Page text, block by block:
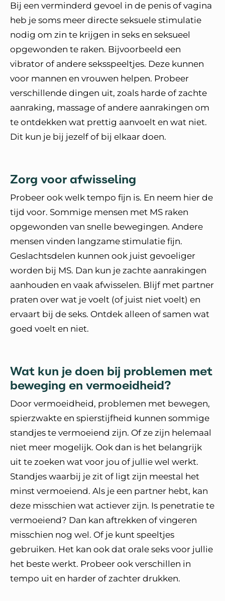
Bij een verminderd gevoel in de penis of vagina
heb je soms meer directe seksuele stimulatie
nodig om zin te krijgen in seks en seksueel
opgewonden te raken. Bijvoorbeeld een
vibrator of andere seksspeeltjes. Deze kunnen
voor mannen en vrouwen helpen. Probeer
verschillende dingen uit, zoals harde of zachte
aanraking, massage of andere aanrakingen om
te ontdekken wat prettig aanvoelt en wat niet.
Dit kun je bij jezelf of bij elkaar doen.
Zorg voor afwisseling
Probeer ook welk tempo fijn is. En neem hier de
tijd voor. Sommige mensen met MS raken
opgewonden van snelle bewegingen. Andere
mensen vinden langzame stimulatie fijn.
Geslachtsdelen kunnen ook juist gevoeliger
worden bij MS. Dan kun je zachte aanrakingen
aanhouden en vaak afwisselen. Blijf met partner
praten over wat je voelt (of juist niet voelt) en
ervaart bij de seks. Ontdek alleen of samen wat
goed voelt en niet.
Wat kun je doen bij problemen met
beweging en vermoeidheid?
Door vermoeidheid, problemen met bewegen,
spierzwakte en spierstijfheid kunnen sommige
standjes te vermoeiend zijn. Of ze zijn helemaal
niet meer mogelijk. Ook dan is het belangrijk
uit te zoeken wat voor jou of jullie wel werkt.
Standjes waarbij je zit of ligt zijn meestal het
minst vermoeiend. Als je een partner hebt, kan
deze misschien wat actiever zijn. Is penetratie te
vermoeiend? Dan kan aftrekken of vingeren
misschien nog wel. Of je kunt speeltjes
gebruiken. Het kan ook dat orale seks voor jullie
het beste werkt. Probeer ook verschillen in
tempo uit en harder of zachter drukken.